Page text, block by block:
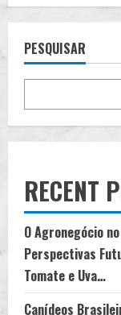
do
da
PESQUISAR
RECENT
O Agronegócio
Perspectivas
Tomate e Uva…
Canídeos